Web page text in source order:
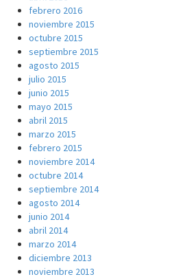
febrero 2016
noviembre 2015
octubre 2015
septiembre 2015
agosto 2015
julio 2015
junio 2015
mayo 2015
abril 2015
marzo 2015
febrero 2015
noviembre 2014
octubre 2014
septiembre 2014
agosto 2014
junio 2014
abril 2014
marzo 2014
diciembre 2013
noviembre 2013